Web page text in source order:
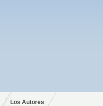
Los Autores